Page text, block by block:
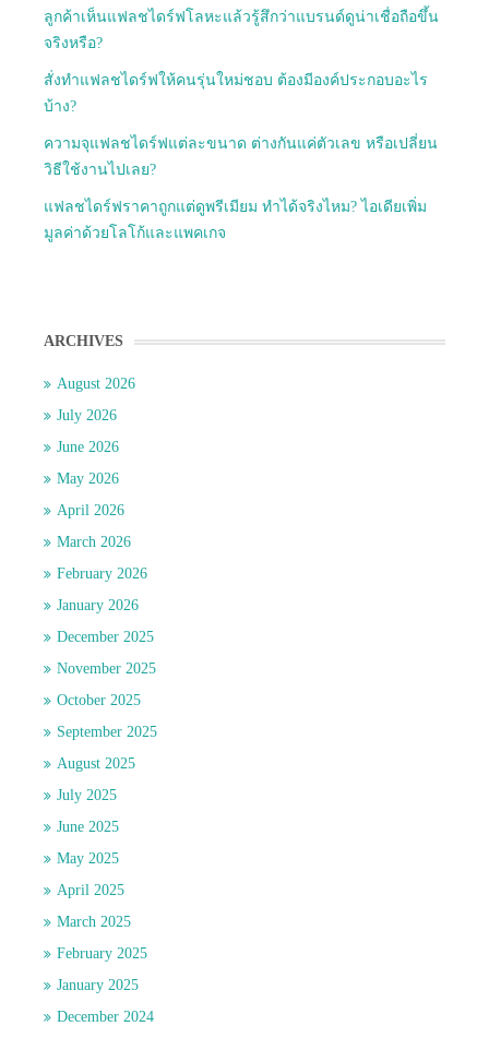
ลูกค้าเห็นแฟลชไดร์ฟโลหะแล้วรู้สึกว่าแบรนด์ดูน่าเชื่อถือขึ้น
จริงหรือ?
สั่งทำแฟลชไดร์ฟให้คนรุ่นใหม่ชอบ ต้องมีองค์ประกอบอะไร
บ้าง?
ความจุแฟลชไดร์ฟแต่ละขนาด ต่างกันแค่ตัวเลข หรือเปลี่ยน
วิธีใช้งานไปเลย?
แฟลชไดร์ฟราคาถูกแต่ดูพรีเมียม ทำได้จริงไหม? ไอเดียเพิ่ม
มูลค่าด้วยโลโก้และแพคเกจ
ARCHIVES
August 2026
July 2026
June 2026
May 2026
April 2026
March 2026
February 2026
January 2026
December 2025
November 2025
October 2025
September 2025
August 2025
July 2025
June 2025
May 2025
April 2025
March 2025
February 2025
January 2025
December 2024